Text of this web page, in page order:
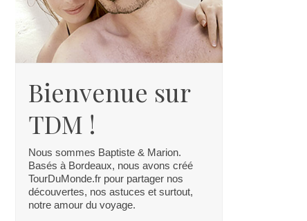
Bienvenue sur
TDM !
Nous sommes Baptiste & Marion.
Basés à Bordeaux, nous avons créé
TourDuMonde.fr pour partager nos
découvertes, nos astuces et surtout,
notre amour du voyage.